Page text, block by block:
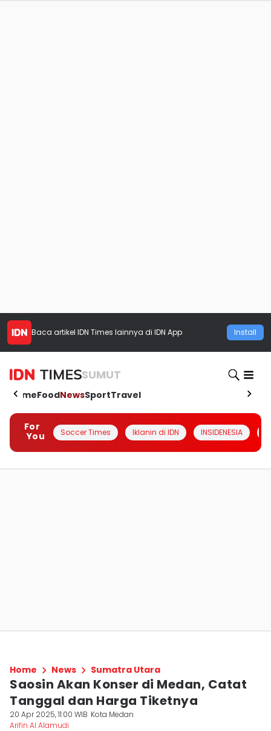
Baca artikel IDN Times lainnya di IDN App Install
SUMUT
HomeFoodNewsSportTravel
For
You
Soccer Times Iklanin di IDN INSIDENESIA
Home News Sumatra Utara
Saosin Akan Konser di Medan, Catat
Tanggal dan Harga Tiketnya
20 Apr 2025, 11:00 WIB Kota Medan
Arifin Al Alamudi